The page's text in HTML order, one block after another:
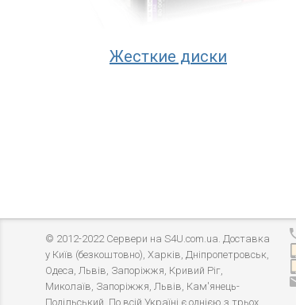
Жесткие диски
© 2012-2022 Сервери на S4U.com.ua. Доставка
у Київ (безкоштовно), Харків, Дніпропетровськ,
Одеса, Львів, Запоріжжя, Кривий Ріг,
Миколаїв, Запоріжжя, Львів, Кам'янець-
Подільський. По всій Україні є однією з трьох